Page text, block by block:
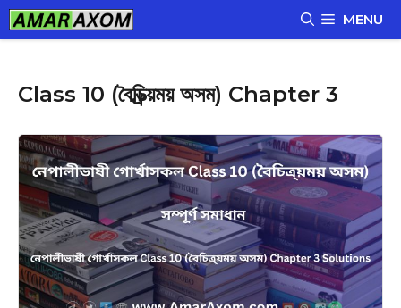
Skip
to
MENU
Class 10 (বৈচিত্ৰ্য়ময় অসম) Chapter 3